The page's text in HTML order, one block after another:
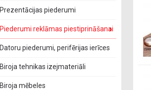
Prezentācijas piederumi
Piederumi reklāmas piestiprināšanai
Datoru piederumi, perifērijas ierīces
Biroja tehnikas izejmateriāli
Biroja mēbeles